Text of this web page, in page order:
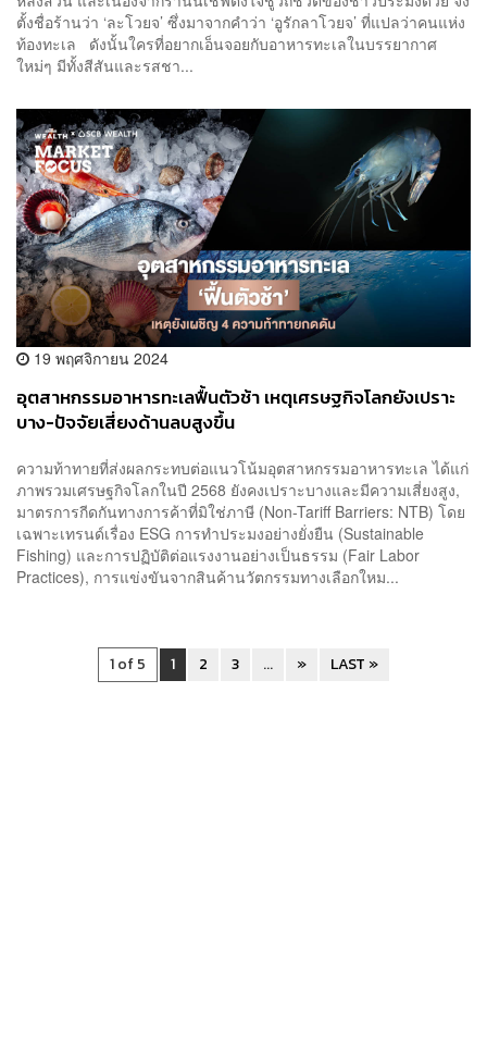
ตั้งชื่อร้านว่า ‘ละโวยจ’ ซึ่งมาจากคำว่า ‘อูรักลาโวยจ’ ที่แปลว่าคนแห่ง
ท้องทะเล ดังนั้นใครที่อยากเอ็นจอยกับอาหารทะเลในบรรยากาศ
ใหม่ๆ มีทั้งสีสันและรสชา...
19 พฤศจิกายน 2024
อุตสาหกรรมอาหารทะเลฟื้นตัวช้า เหตุเศรษฐกิจโลกยังเปราะ
บาง-ปัจจัยเสี่ยงด้านลบสูงขึ้น
ความท้าทายที่ส่งผลกระทบต่อแนวโน้มอุตสาหกรรมอาหารทะเล ได้แก่
ภาพรวมเศรษฐกิจโลกในปี 2568 ยังคงเปราะบางและมีความเสี่ยงสูง,
มาตรการกีดกันทางการค้าที่มิใช่ภาษี (Non-Tariff Barriers: NTB) โดย
เฉพาะเทรนด์เรื่อง ESG การทำประมงอย่างยั่งยืน (Sustainable
Fishing) และการปฏิบัติต่อแรงงานอย่างเป็นธรรม (Fair Labor
Practices), การแข่งขันจากสินค้านวัตกรรมทางเลือกใหม...
1 of 5 1 2 3 ... » LAST »